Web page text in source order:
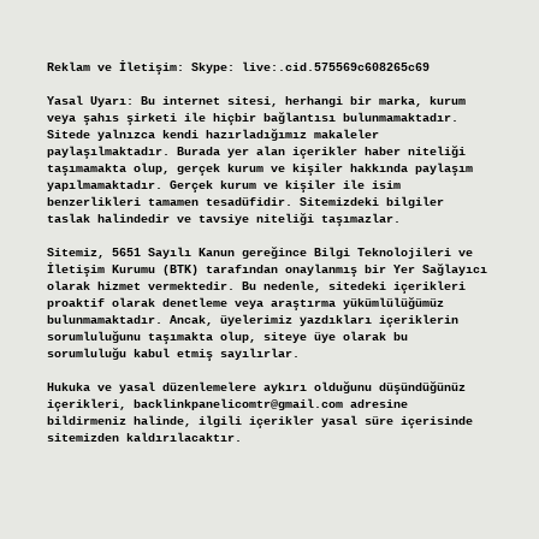
Reklam ve İletişim: Skype: live:.cid.575569c608265c69
Yasal Uyarı:
Bu internet sitesi, herhangi bir marka, kurum
veya şahıs şirketi ile hiçbir bağlantısı bulunmamaktadır.
Sitede yalnızca kendi hazırladığımız makaleler
paylaşılmaktadır. Burada yer alan içerikler haber niteliği
taşımamakta olup, gerçek kurum ve kişiler hakkında paylaşım
yapılmamaktadır. Gerçek kurum ve kişiler ile isim
benzerlikleri tamamen tesadüfidir. Sitemizdeki bilgiler
taslak halindedir ve tavsiye niteliği taşımazlar.
Sitemiz, 5651 Sayılı Kanun gereğince Bilgi Teknolojileri ve
İletişim Kurumu (BTK) tarafından onaylanmış bir Yer Sağlayıcı
olarak hizmet vermektedir. Bu nedenle, sitedeki içerikleri
proaktif olarak denetleme veya araştırma yükümlülüğümüz
bulunmamaktadır. Ancak, üyelerimiz yazdıkları içeriklerin
sorumluluğunu taşımakta olup, siteye üye olarak bu
sorumluluğu kabul etmiş sayılırlar.
Hukuka ve yasal düzenlemelere aykırı olduğunu düşündüğünüz
içerikleri, backlinkpanelicomtr@gmail.comadresine
bildirmeniz halinde, ilgili içerikler yasal süre içerisinde
sitemizden kaldırılacaktır.